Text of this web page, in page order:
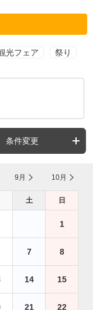
光フェア 祭り
条件変更
9月 10月
土 日
1
7 8
14 15
21 22